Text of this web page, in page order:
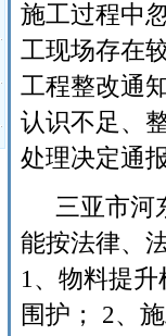
施工过程中
工现场存在
工程整改通
认识不足、
处理决定通
三亚市河
能按法律、
1、物料提
围护； 2、